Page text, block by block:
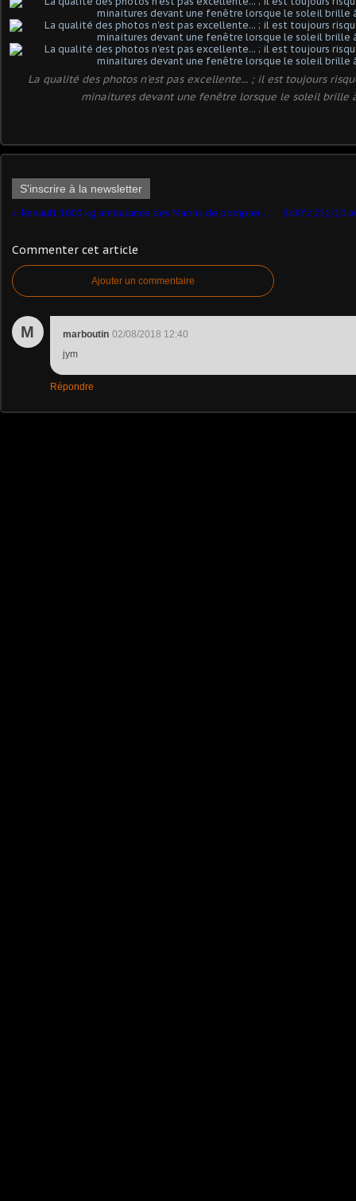
La qualité des photos n'est pas excellente... ; il est toujours
minaitures devant une fenêtre lorsque le soleil brille
S'inscrire à la newsletter
Renault 1000 kg ambulance des Marins de pompiers de Marseille au 1/43 (Corgi/Héritage)
Commenter cet article
Ajouter un commentaire
M marboutin 02/08/2018 12:40
jym
Répondre